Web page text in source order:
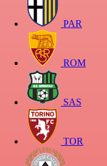
PAR
ROM
SAS
TOR